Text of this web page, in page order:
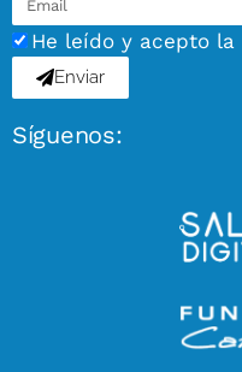
He leído y acepto la
Enviar
Síguenos: